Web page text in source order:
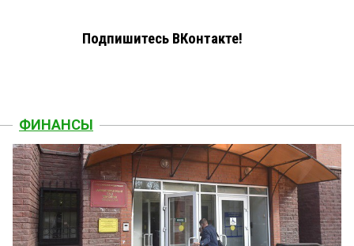
Подпишитесь ВКонтакте!
ФИНАНСЫ